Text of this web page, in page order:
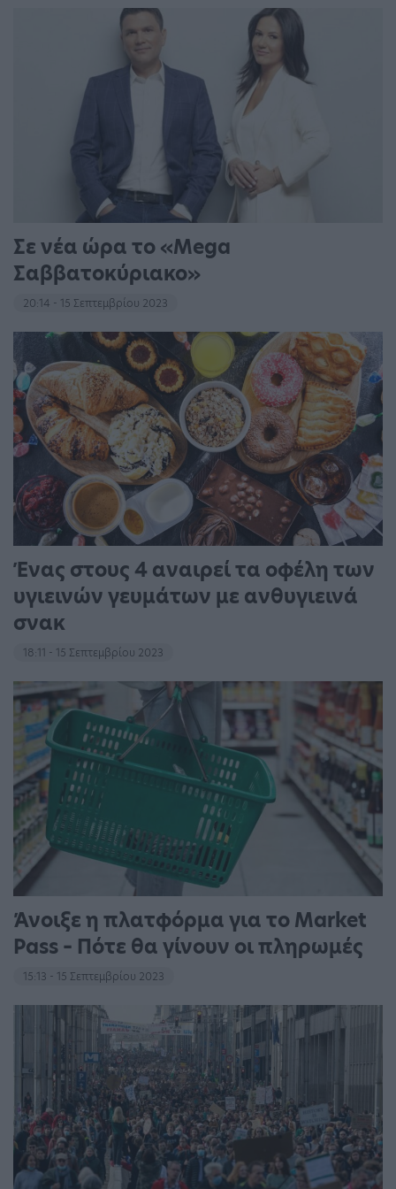
Σε νέα ώρα το «Mega
Σαββατοκύριακο»
20:14 - 15 Σεπτεμβρίου 2023
Ένας στους 4 αναιρεί τα οφέλη των
υγιεινών γευμάτων με ανθυγιεινά
σνακ
18:11 - 15 Σεπτεμβρίου 2023
Άνοιξε η πλατφόρμα για το Market
Pass – Πότε θα γίνουν οι πληρωμές
15:13 - 15 Σεπτεμβρίου 2023